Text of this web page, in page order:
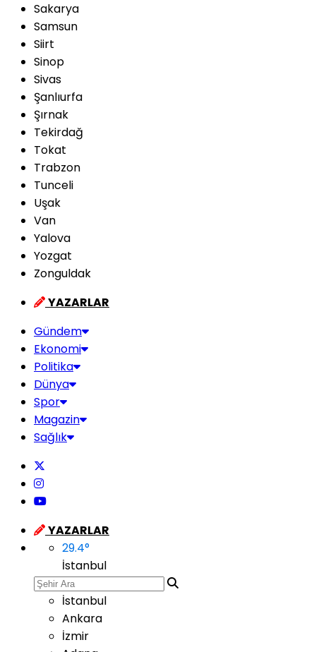
Sakarya
Samsun
Siirt
Sinop
Sivas
Şanlıurfa
Şırnak
Tekirdağ
Tokat
Trabzon
Tunceli
Uşak
Van
Yalova
Yozgat
Zonguldak
YAZARLAR
Gündem
Ekonomi
Politika
Dünya
Spor
Magazin
Sağlık
YAZARLAR
29.4°
İstanbul
İstanbul
Ankara
İzmir